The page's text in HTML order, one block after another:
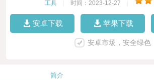
工具 时间：2023-12-27
安卓下载 苹果下载
安卓市场，安全绿色
简介